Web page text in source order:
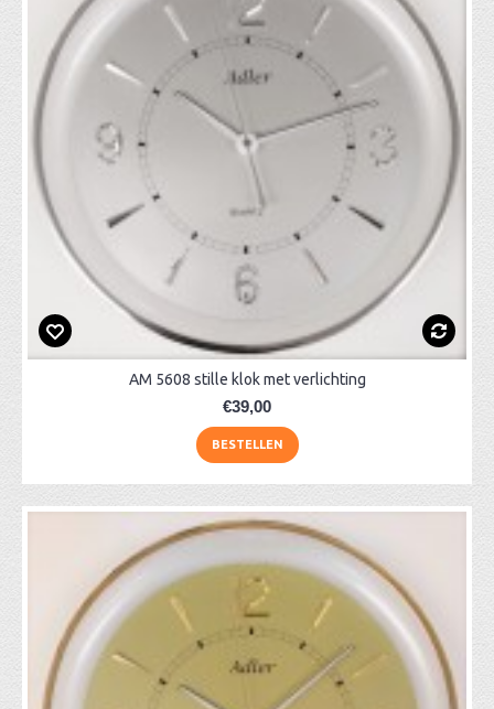
AM 5608 stille klok met verlichting
€39,00
BESTELLEN